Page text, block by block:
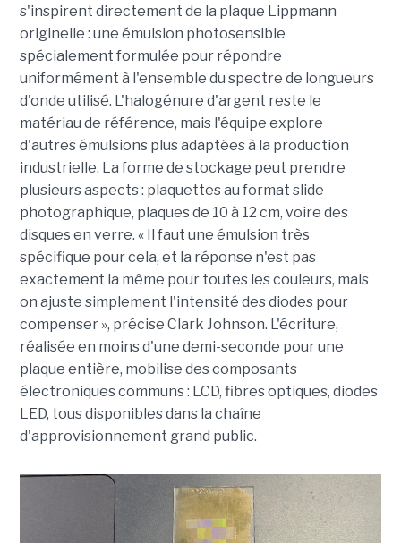
s'inspirent directement de la plaque Lippmann
originelle : une émulsion photosensible
spécialement formulée pour répondre
uniformément à l'ensemble du spectre de longueurs
d'onde utilisé. L'halogénure d'argent reste le
matériau de référence, mais l'équipe explore
d'autres émulsions plus adaptées à la production
industrielle. La forme de stockage peut prendre
plusieurs aspects : plaquettes au format slide
photographique, plaques de 10 à 12 cm, voire des
disques en verre. « Il faut une émulsion très
spécifique pour cela, et la réponse n'est pas
exactement la même pour toutes les couleurs, mais
on ajuste simplement l'intensité des diodes pour
compenser », précise Clark Johnson. L'écriture,
réalisée en moins d'une demi-seconde pour une
plaque entière, mobilise des composants
électroniques communs : LCD, fibres optiques, diodes
LED, tous disponibles dans la chaîne
d'approvisionnement grand public.